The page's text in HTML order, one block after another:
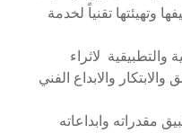
وتهيئتها تقنياً لخدمة
والتطبيقية لاثراء
والابداع الفني
مقدراته وابداعاته